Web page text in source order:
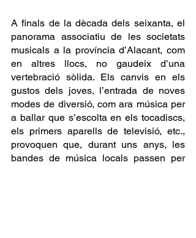
A finals de la dècada dels seixanta, el
panorama associatiu de les societats
musicals a la província d’Alacant, com
en altres llocs, no gaudeix d’una
vertebració sòlida. Els canvis en els
gustos dels joves, l’entrada de noves
modes de diversió, com ara música per
a ballar que s’escolta en els tocadiscs,
els primers aparells de televisió, etc.,
provoquen que, durant uns anys, les
bandes de música locals passen per